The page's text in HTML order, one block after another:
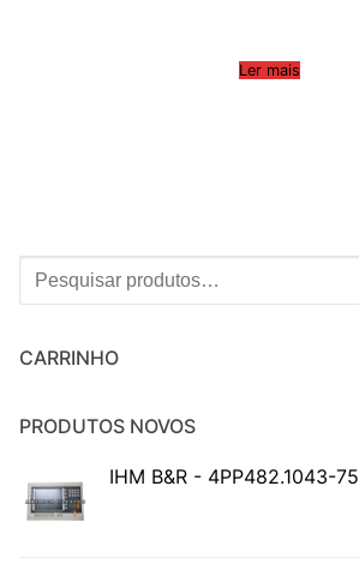
Ler mais
Procurar:
CARRINHO
PRODUTOS NOVOS
IHM B&R - 4PP482.1043-75